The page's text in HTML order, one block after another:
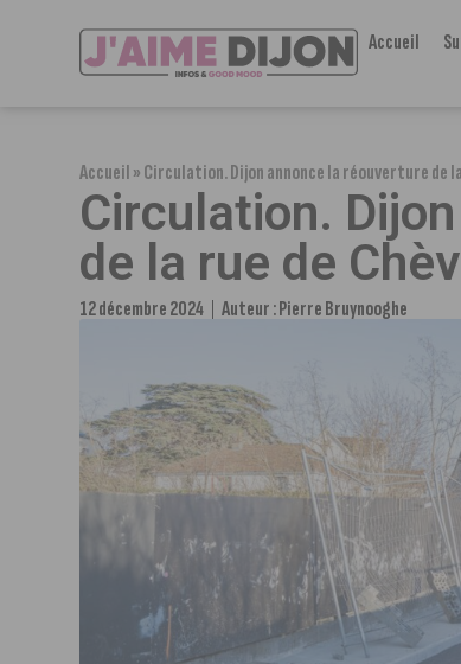
Accueil
Accueil»Circulation. Dijon annonce la réouverture de
Circulation.
de la rue de
12 décembre 2024 Auteur :Pierre Bruynooghe